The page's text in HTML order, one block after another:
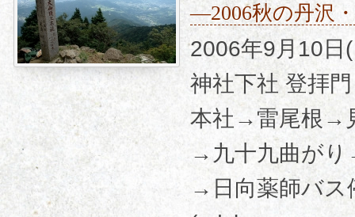
―2006秋の丹沢
2006年9月10日
神社下社 登拝
本社→雷尾根→
→九十九曲が
→日向薬師バ